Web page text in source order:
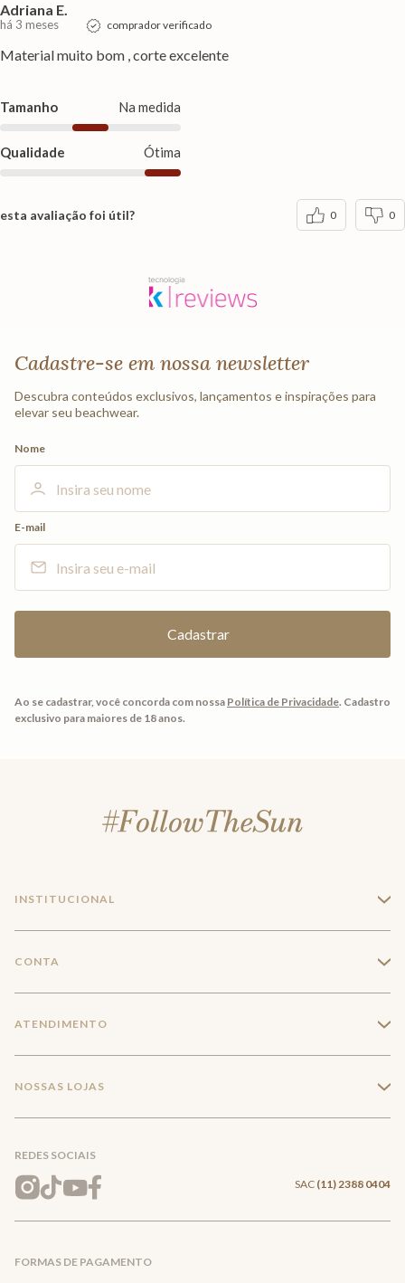
Adriana E.
há 3 meses comprador verificado
Material muito bom , corte excelente
Tamanho Na medida
Qualidade Ótima
esta avaliação foi útil? 0 0
Cadastre-se em nossa newsletter
Descubra conteúdos exclusivos, lançamentos e inspirações para
elevar seu beachwear.
Nome
E-mail
Ao se cadastrar, você concorda com nossa Política de Privacidade. Cadastro
exclusivo para maiores de 18 anos.
INSTITUCIONAL +
Trabalhe conosco
Mapa do Site
CONTA +
Meus pedidos
Wishlist
ATENDIMENTO +
Entrega e Frete
Trocas e Devoluções
NOSSAS LOJAS +
REDES SOCIAIS
SAC (11) 2388 0404
FORMAS DE PAGAMENTO